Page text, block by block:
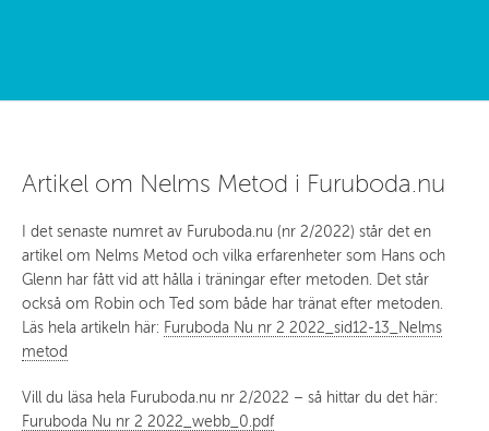
Artikel om Nelms Metod i Furuboda.nu
I det senaste numret av Furuboda.nu (nr 2/2022) står det en
artikel om Nelms Metod och vilka erfarenheter som Hans och
Glenn har fått vid att hålla i träningar efter metoden. Det står
också om Robin och Ted som både har tränat efter metoden.
Läs hela artikeln här: Furuboda Nu nr 2 2022_sid12-13_Nelms
metod
Vill du läsa hela Furuboda.nu nr 2/2022 – så hittar du det här:
Furuboda Nu nr 2 2022_webb_0.pdf